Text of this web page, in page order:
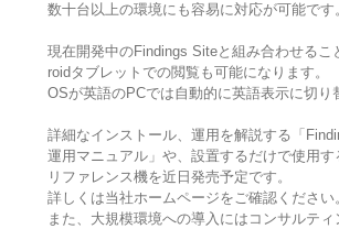
数十台以上の環境にも容易に対応が可能です
現在開発中のFindings Siteと組み合わせるこ
roidタブレットでの閲覧も可能になります。
OSが英語のPCでは自動的に英語表示に切り
詳細なインストール、運用を解説する「
運用マニュアル」や、設置するだけで使用す
リファレンス機を近日発売予定です。
詳しくは当社ホームページをご確認ください
また、大規模環境への導入にはコンサルティ